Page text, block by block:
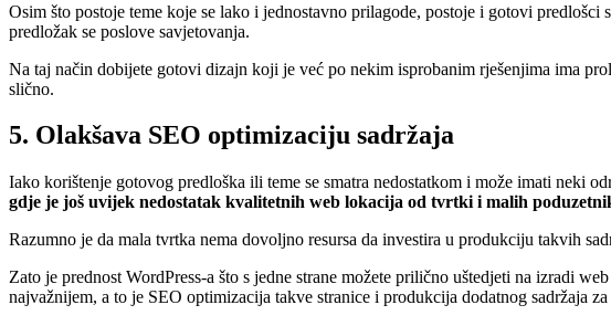
Osim što postoje teme koje se lako i jednostavno prilagode, postoje i gotovi
predložak se poslove savjetovanja.
Na taj način dobijete gotovi dizajn koji je već po nekim isprobanim rješenjima ima
slično.
5. Olakšava SEO optimizaciju sadržaja
Iako korištenje gotovog predloška ili teme se smatra nedostatkom i može imati neki
gdje je još uvijek nedostatak kvalitetnih web lokacija od tvrtki i malih
Razumno je da mala tvrtka nema dovoljno resursa da investira u produkciju takvih
Zato je prednost WordPress-a što s jedne strane možete prilično uštedjeti na izradi
najvažnijem, a to je SEO optimizacija takve stranice i produkcija dodatnog sadržaja